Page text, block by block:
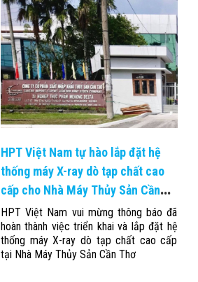
HPT Việt Nam tự hào lắp đặt hệ
thống máy X-ray dò tạp chất cao
cấp cho Nhà Máy Thủy Sản Cần
Thơ
HPT Việt Nam vui mừng thông báo đã
hoàn thành việc triển khai và lắp đặt hệ
thống máy X-ray dò tạp chất cao cấp
tại Nhà Máy Thủy Sản Cần Thơ